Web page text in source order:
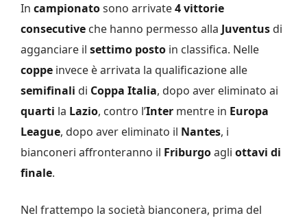
In campionatosono arrivate4 vittorie
consecutive che hanno permesso alla Juventus di
agganciare il settimo posto in classifica. Nelle
coppe invece è arrivata la qualificazione alle
semifinali di Coppa Italia, dopo aver eliminato ai
quarti la Lazio, contro l’Inter mentre in Europa
League, dopo aver eliminato il Nantes, i
bianconeri affronteranno il Friburgoagli ottavi di
finale.
Nel frattempo la società bianconera, prima del